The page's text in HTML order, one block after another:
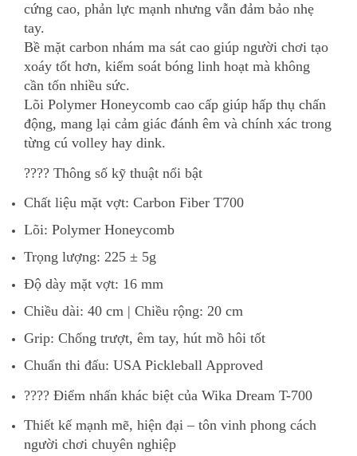
cứng cao, phản lực mạnh nhưng vẫn đảm bảo nhẹ
tay.
Bề mặt carbon nhám ma sát cao giúp người chơi tạo
xoáy tốt hơn, kiểm soát bóng linh hoạt mà không
cần tốn nhiều sức.
Lõi Polymer Honeycomb cao cấp giúp hấp thụ chấn
động, mang lại cảm giác đánh êm và chính xác trong
từng cú volley hay dink.
???? Thông số kỹ thuật nổi bật
Chất liệu mặt vợt: Carbon Fiber T700
Lõi: Polymer Honeycomb
Trọng lượng: 225 ± 5g
Độ dày mặt vợt: 16 mm
Chiều dài: 40 cm | Chiều rộng: 20 cm
Grip: Chống trượt, êm tay, hút mồ hôi tốt
Chuẩn thi đấu: USA Pickleball Approved
???? Điểm nhấn khác biệt của Wika Dream T-700
Thiết kế mạnh mẽ, hiện đại – tôn vinh phong cách
người chơi chuyên nghiệp